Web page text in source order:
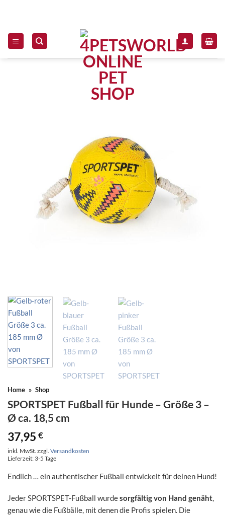
Home » Shop
SPORTSPET Fußball für Hunde – Größe 3 –
Ø ca. 18,5 cm
37,95 €
inkl. MwSt. zzgl. Versandkosten
Lieferzeit: 3-5 Tage
Endlich … ein authentischer Fußball entwickelt für deinen Hund!
Jeder SPORTSPET-Fußball wurdesorgfältig von Hand genäht,
genau wie die Fußbälle, mit denen die Profis spielen. Die